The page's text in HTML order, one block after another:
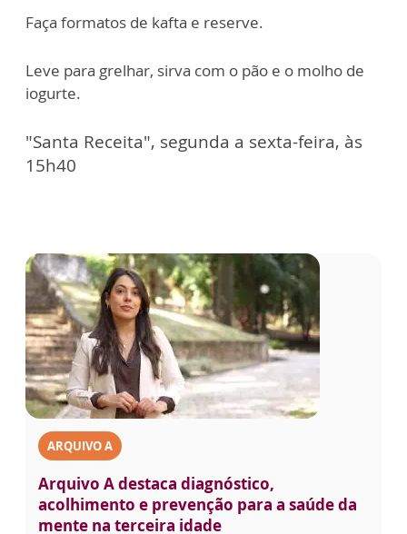
Faça formatos de kafta e reserve.
Leve para grelhar, sirva com o pão e o molho de
iogurte.
"Santa Receita", segunda a sexta-feira, às
15h40
ARQUIVO A
Arquivo A destaca diagnóstico,
acolhimento e prevenção para a saúde da
mente na terceira idade